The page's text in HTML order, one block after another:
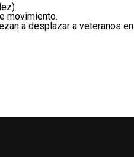
movimiento.
a desplazar a veteranos